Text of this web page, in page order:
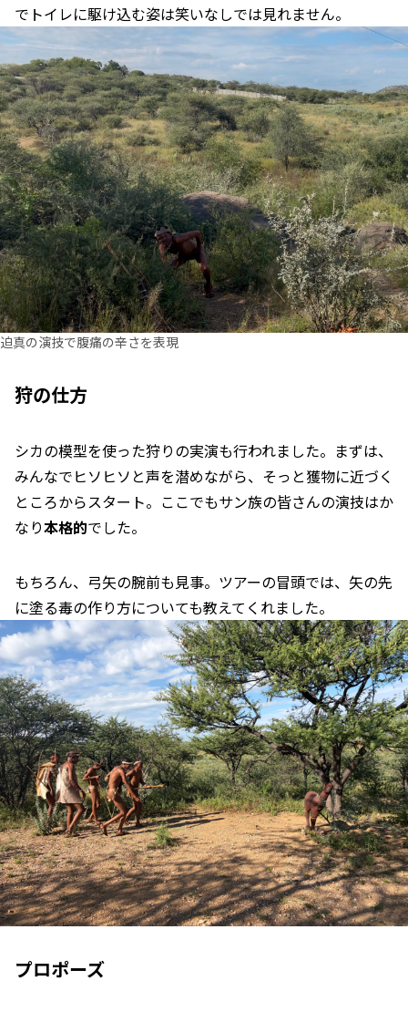
でトイレに駆け込む姿は笑いなしでは見れません。
迫真の演技で腹痛の辛さを表現
狩の仕方
シカの模型を使った狩りの実演も行われました。まずは、
みんなでヒソヒソと声を潜めながら、そっと獲物に近づく
ところからスタート。ここでもサン族の皆さんの演技はか
なり本格的でした。
もちろん、弓矢の腕前も見事。ツアーの冒頭では、矢の先
に塗る毒の作り方についても教えてくれました。
プロポーズ